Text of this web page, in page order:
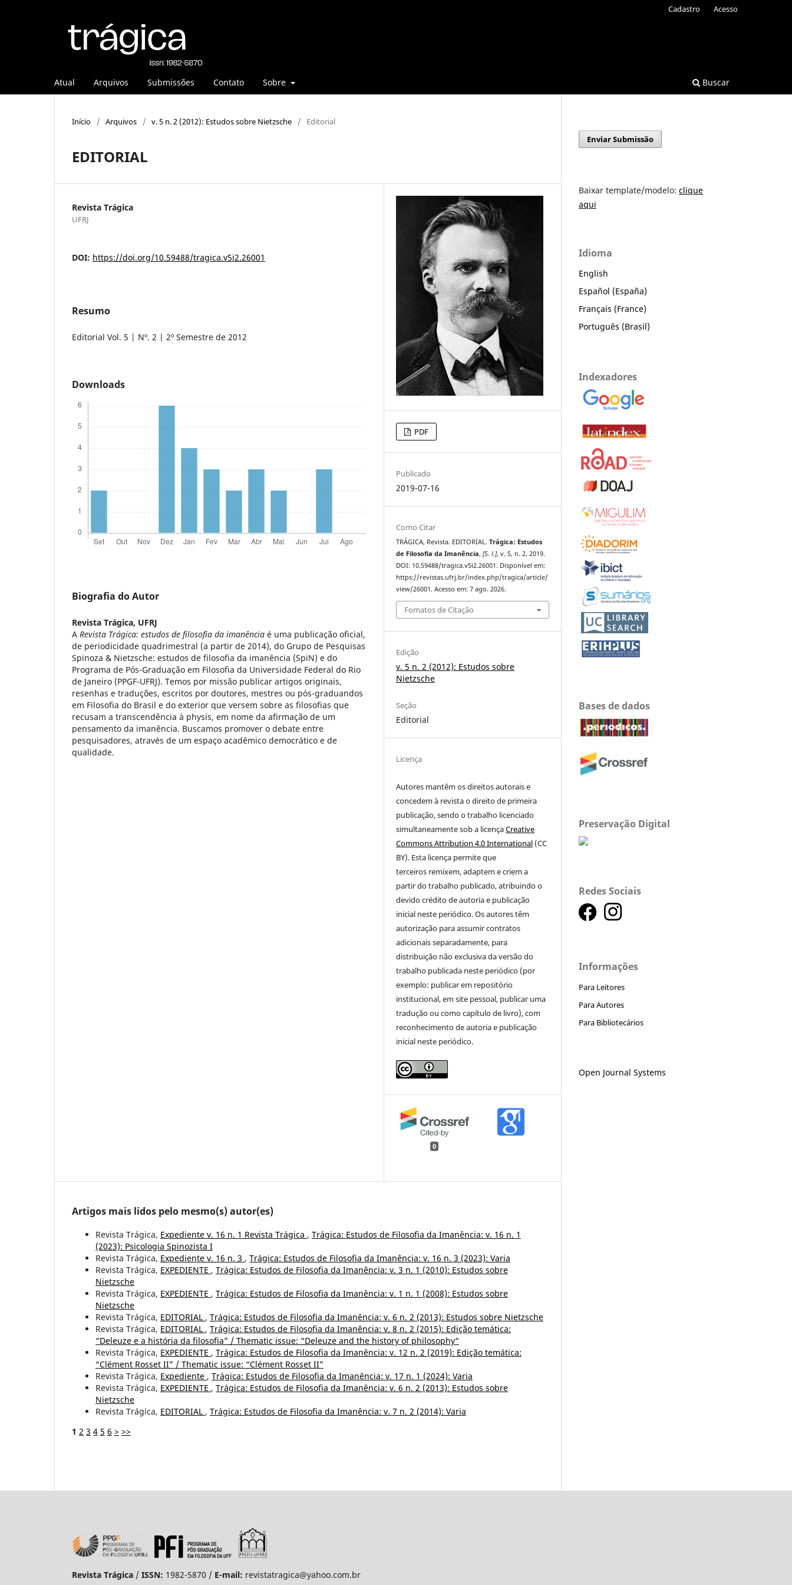
Atual Arquivos Submissões Contato Sobre Buscar
Cadastro Acesso
Início / Arquivos / v. 5 n. 2 (2012): Estudos sobre Nietzsche / Editorial
EDITORIAL
Revista Trágica
UFRJ
DOI: https://doi.org/10.59488/tragica.v5i2.26001
Resumo
Editorial Vol. 5 | Nº. 2 | 2º Semestre de 2012
Downloads
Biografia do Autor
Revista Trágica, UFRJ
A Revista Trágica: estudos de filosofia da imanência é uma publicação oficial,
de periodicidade quadrimestral (a partir de 2014), do Grupo de Pesquisas
Spinoza & Nietzsche: estudos de filosofia da imanência (SpiN) e do
Programa de Pós-Graduação em Filosofia da Universidade Federal do Rio
de Janeiro (PPGF-UFRJ). Temos por missão publicar artigos originais,
resenhas e traduções, escritos por doutores, mestres ou pós-graduandos
em Filosofia do Brasil e do exterior que versem sobre as filosofias que
recusam a transcendência à physis, em nome da afirmação de um
pensamento da imanência. Buscamos promover o debate entre
pesquisadores, através de um espaço acadêmico democrático e de
qualidade.
PDF
Publicado
2019-07-16
Como Citar
TRÁGICA, Revista. EDITORIAL.Trágica: Estudos
de Filosofia da Imanência,[S. l.], v. 5, n. 2, 2019.
DOI: 10.59488/tragica.v5i2.26001. Disponível em:
https://revistas.ufrj.br/index.php/tragica/article/
view/26001. Acesso em: 7 ago. 2026.
Fomatos de Citação
Edição
v. 5 n. 2 (2012): Estudos sobre
Nietzsche
Seção
Editorial
Licença
Autores mantêm os direitos autorais e
concedem à revista o direito de primeira
publicação, sendo o trabalho licenciado
simultaneamente sob a licençaCreative
Commons Attribution 4.0 International (CC
BY). Esta licença permite que
terceiros remixem, adaptem e criem a
partir do trabalho publicado, atribuindo o
devido crédito de autoria e publicação
inicial neste periódico. Os autores têm
autorização para assumir contratos
adicionais separadamente, para
distribuição não exclusiva da versão do
trabalho publicada neste periódico (por
exemplo: publicar em repositório
institucional, em site pessoal, publicar uma
tradução ou como capítulo de livro), com
reconhecimento de autoria e publicação
inicial neste periódico.
0
Artigos mais lidos pelo mesmo(s) autor(es)
Revista Trágica, Expediente v. 16 n. 1 Revista Trágica , Trágica: Estudos de Filosofia da Imanência: v. 16 n. 1
(2023): Psicologia Spinozista I
Revista Trágica, Expediente v. 16 n. 3 , Trágica: Estudos de Filosofia da Imanência: v. 16 n. 3 (2023): Varia
Revista Trágica, EXPEDIENTE , Trágica: Estudos de Filosofia da Imanência: v. 3 n. 1 (2010): Estudos sobre
Nietzsche
Revista Trágica, EXPEDIENTE , Trágica: Estudos de Filosofia da Imanência: v. 1 n. 1 (2008): Estudos sobre
Nietzsche
Revista Trágica, EDITORIAL , Trágica: Estudos de Filosofia da Imanência: v. 6 n. 2 (2013): Estudos sobre Nietzsche
Revista Trágica, EDITORIAL , Trágica: Estudos de Filosofia da Imanência: v. 8 n. 2 (2015): Edição temática:
“Deleuze e a história da filosofia” / Thematic issue: “Deleuze and the history of philosophy“
Revista Trágica, EXPEDIENTE , Trágica: Estudos de Filosofia da Imanência: v. 12 n. 2 (2019): Edição temática:
“Clément Rosset II” / Thematic issue: “Clément Rosset II”
Revista Trágica, Expediente , Trágica: Estudos de Filosofia da Imanência: v. 17 n. 1 (2024): Varia
Revista Trágica, EXPEDIENTE , Trágica: Estudos de Filosofia da Imanência: v. 6 n. 2 (2013): Estudos sobre
Nietzsche
Revista Trágica, EDITORIAL , Trágica: Estudos de Filosofia da Imanência: v. 7 n. 2 (2014): Varia
1 2 3 4 5 6 > >>
Enviar Submissão
Baixar template/modelo: clique
aqui
Idioma
English
Español (España)
Français (France)
Português (Brasil)
Indexadores
Bases de dados
Preservação Digital
Redes Sociais
Informações
Para Leitores
Para Autores
Para Bibliotecários
Open Journal Systems
Revista Trágica / ISSN: 1982-5870 / E-mail: revistatragica@yahoo.com.br